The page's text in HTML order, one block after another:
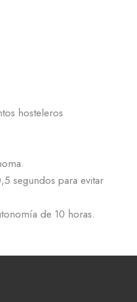
hosteleros
segundos para evitar
de 10 horas.